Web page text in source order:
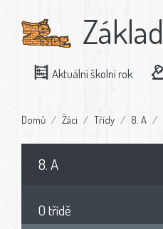
Aktuální školní rok
Domů Žáci Třídy 8. A
8. A
O třídě